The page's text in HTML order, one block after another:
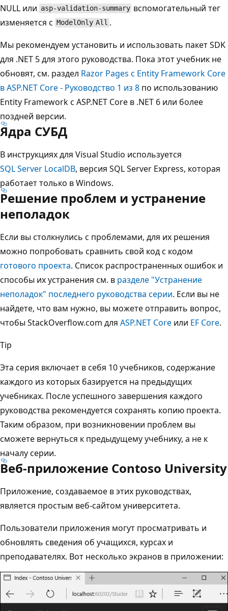
NULL или asp-validation-summary вспомогательный тег
изменяется с ModelOnly All .
Мы рекомендуем установить и использовать пакет SDK
для .NET 5 для этого руководства. Пока этот учебник не
обновят, см. раздел Razor Pages с Entity Framework Core
в ASP.NET Core - Руководство 1 из 8 по использованию
Entity Framework с ASP.NET Core в .NET 6 или более
поздней версии.
Ядра СУБД
В инструкциях для Visual Studio используется
SQL Server LocalDB, версия SQL Server Express, которая
работает только в Windows.
Решение проблем и устранение
неполадок
Если вы столкнулись с проблемами, для их решения
можно попробовать сравнить свой код с кодом
готового проекта. Список распространенных ошибок и
способы их устранения см. в разделе "Устранение
неполадок" последнего руководства серии. Если вы не
найдете, что вам нужно, вы можете отправить вопрос,
чтобы StackOverflow.com для ASP.NET Core или EF Core.
Tip
Эта серия включает в себя 10 учебников, содержание
каждого из которых базируется на предыдущих
учебниках. После успешного завершения каждого
руководства рекомендуется сохранять копию проекта.
Таким образом, при возникновении проблем вы
сможете вернуться к предыдущему учебнику, а не к
началу серии.
Веб-приложение Contoso University
Приложение, создаваемое в этих руководствах,
является простым веб-сайтом университета.
Пользователи приложения могут просматривать и
обновлять сведения об учащихся, курсах и
преподавателях. Вот несколько экранов в приложении: